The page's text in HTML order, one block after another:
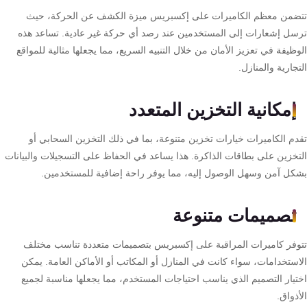
معظم الكاميرات على إكسبريس ميزة الكشف عن الحركة، حيث
إشعارات إلى المستخدمين عند رصد أي حركة غير عادية. تساعد هذه
في تعزيز الأمان من خلال التنبيه السريع، مما يجعلها مثالية للمواقع
والمنازل.
إمكانية التخزين المتعدد
الكاميرات خيارات تخزين متنوعة، بما في ذلك التخزين السحابي أو
على بطاقات الذاكرة. هذا يساعد في الحفاظ على التسجيلات والبيانات
آمن وسهل الوصول إليه، مما يوفر راحة إضافية للمستخدمين.
تصميمات متنوعة
كاميرات المراقبة على إكسبريس بتصميمات متعددة تناسب مختلف
سواء كانت في المنازل أو المكاتب أو الأماكن العامة. يمكن
التصميم الذي يناسب احتياجات المستخدم، مما يجعلها مناسبة لجميع
أكسيس
كنترول